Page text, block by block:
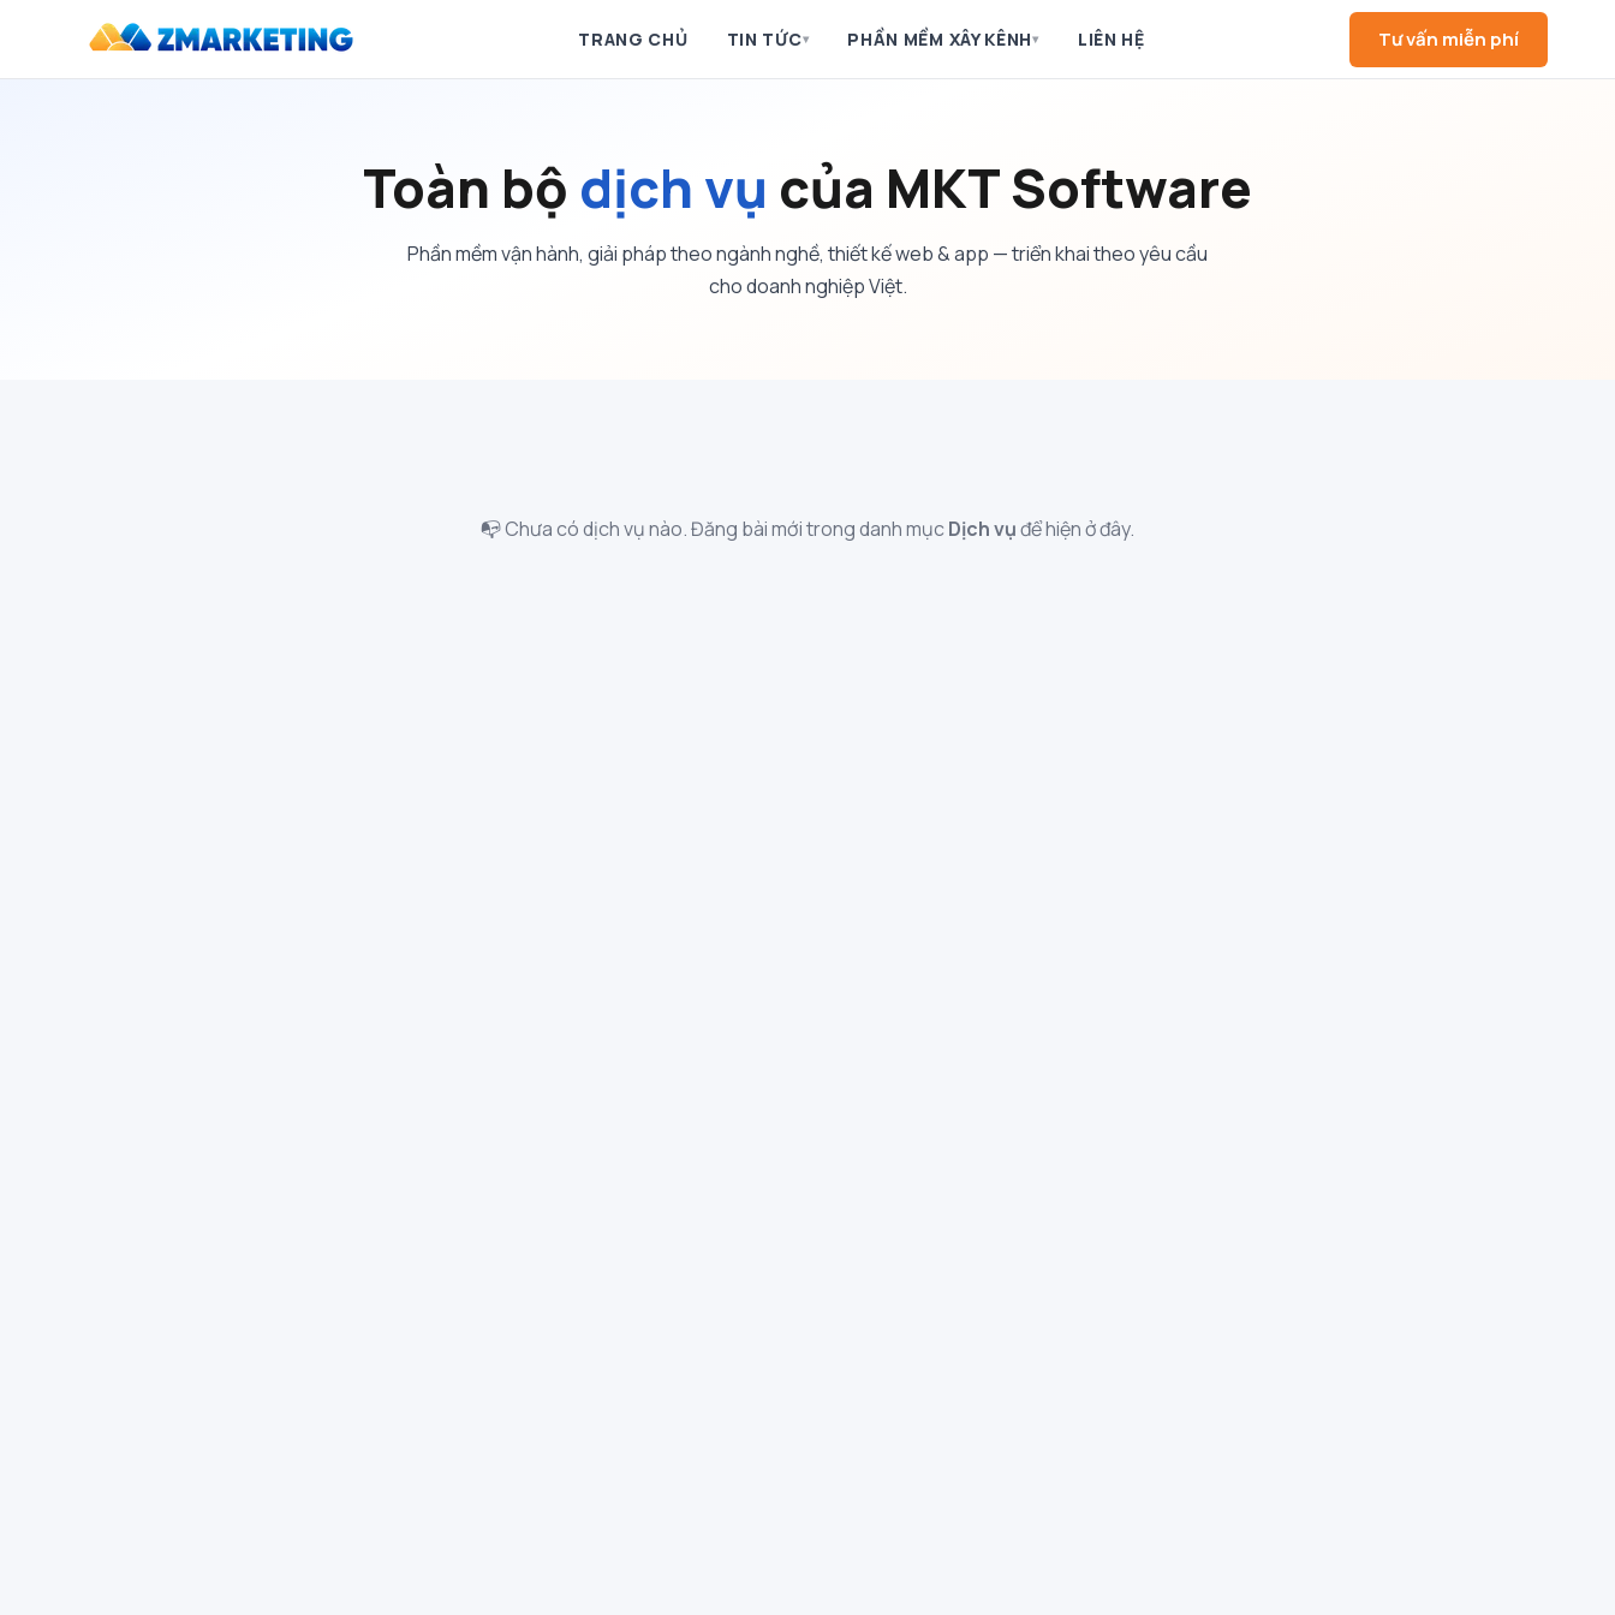
TRANG CHỦ TIN TỨC▾ PHẦN MỀM XÂY KÊNH▾ LIÊN HỆ Tư vấn miễn phí
Toàn bộ dịch vụ của MKT Software
Phần mềm vận hành, giải pháp theo ngành nghề, thiết kế web & app — triển khai theo yêu cầu
cho doanh nghiệp Việt.
📭 Chưa có dịch vụ nào. Đăng bài mới trong danh mụcDịch vụđể hiện ở đây.